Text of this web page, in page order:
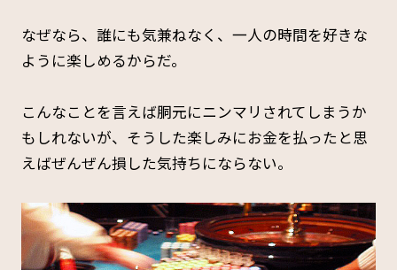
なぜなら、誰にも気兼ねなく、一人の時間を好きな
ように楽しめるからだ。
こんなことを言えば胴元にニンマリされてしまうか
もしれないが、そうした楽しみにお金を払ったと思
えばぜんぜん損した気持ちにならない。